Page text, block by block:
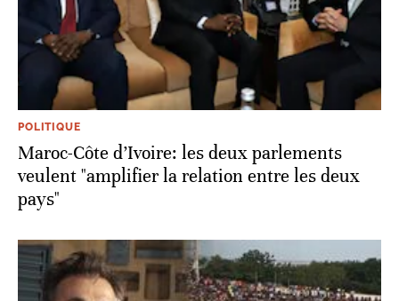
POLITIQUE
Maroc-Côte d’Ivoire: les deux parlements
veulent "amplifier la relation entre les deux
pays"